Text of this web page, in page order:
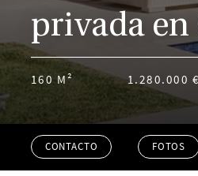
privada en
160 M² 1.280.000 €
CONTACTO FOTOS